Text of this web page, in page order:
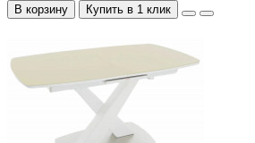
В корзину Купить в 1 клик